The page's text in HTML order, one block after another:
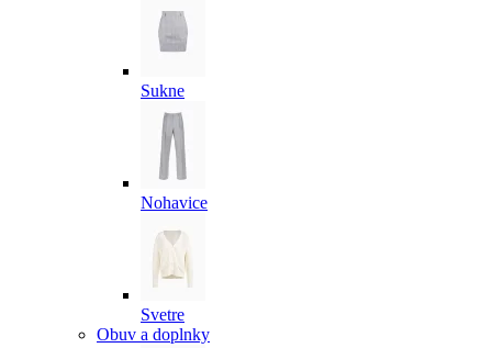
Sukne
Nohavice
Svetre
Obuv a doplnky